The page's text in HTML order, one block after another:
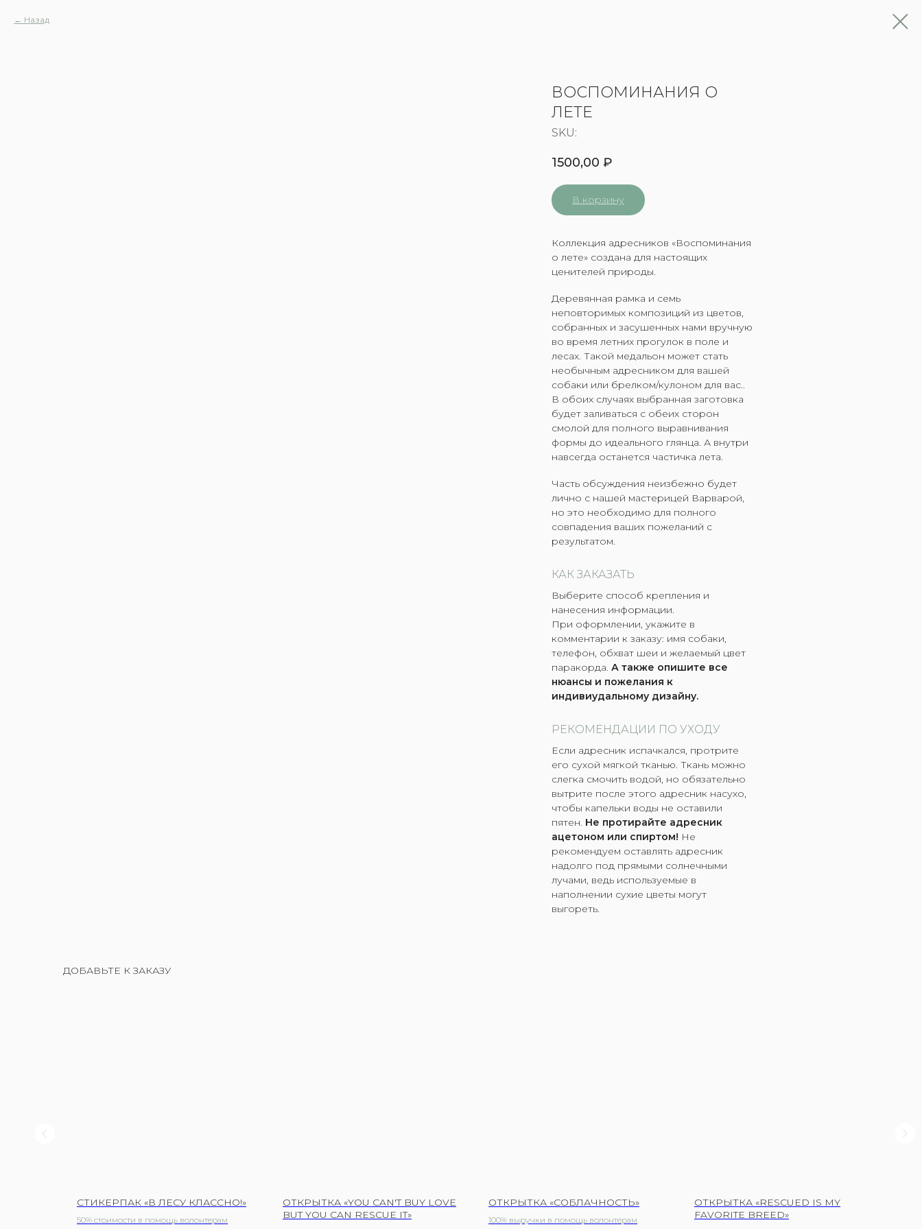
Назад
ВОСПОМИНАНИЯ О
ЛЕТЕ
SKU:
1500,00 ₽
В корзину
Коллекция адресников «Воспоминания
о лете» создана для настоящих
ценителей природы.
Деревянная рамка и семь
неповторимых композиций из цветов,
собранных и засушенных нами вручную
во время летних прогулок в поле и
лесах. Такой медальон может стать
необычным адресником для вашей
собаки или брелком/кулоном для вас..
В обоих случаях выбранная заготовка
будет заливаться с обеих сторон
смолой для полного выравнивания
формы до идеального глянца. А внутри
навсегда останется частичка лета.
Часть обсуждения неизбежно будет
лично с нашей мастерицей Варварой,
но это необходимо для полного
совпадения ваших пожеланий с
результатом.
КАК ЗАКАЗАТЬ
Выберите способ крепления и
нанесения информации.
При оформлении, укажите в
комментарии к заказу: имя собаки,
телефон, обхват шеи и желаемый цвет
паракорда. А также опишите все
нюансы и пожелания к
индивиудальному дизайну.
РЕКОМЕНДАЦИИ ПО УХОДУ
Если адресник испачкался, протрите
его сухой мягкой тканью. Ткань можно
слегка смочить водой, но обязательно
вытрите после этого адресник насухо,
чтобы капельки воды не оставили
пятен. Не протирайте адресник
ацетоном или спиртом! Не
рекомендуем оставлять адресник
надолго под прямыми солнечными
лучами, ведь используемые в
наполнении сухие цветы могут
выгореть.
ДОБАВЬТЕ К ЗАКАЗУ
СТИКЕРПАК «В ЛЕСУ КЛАССНО!»
50% стоимости в помощь волонтерам
ОТКРЫТКА «YOU CAN'T BUY LOVE
BUT YOU CAN RESCUE IT»
ОТКРЫТКА «СОБЛАЧНОСТЬ»
100% выручки в помощь волонтерам
ОТКРЫТКА «RESCUED IS MY
FAVORITE BREED»